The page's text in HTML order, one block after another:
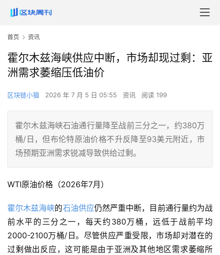
首页 资讯
霍尔木兹海峡供应中断，市场却现过剩：亚
洲需求萎缩压低油价
区块链小猫 2026 年 7 月 5 日 05:55 资讯 阅读 199
霍尔木兹海峡石油通行量降至战前三分之一，约380万
桶/日，但布伦特原油价格不升反降至93美元附近，市
场预期亚洲需求锐减导致供给过剩。
WTI原油价格（2026年7月）
霍尔木兹海峡的石油供应仍然严重中断，目前通行量约为战
前水平的三分之一，每天约380万桶，远低于战前平均
2000-2100万桶/日。尽管供应严重受限，市场却对潜在的
过剩做出反应，这可能是由于亚洲及其他地区需求萎缩所